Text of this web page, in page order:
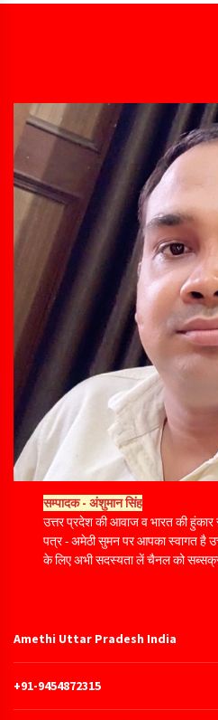
सम्‍पादक - अंशुमान सिंह
उत्तर प्रदेश की आवाज व भारत की हुंकार
पत्र - अमेठी सुमन पर आपका स्वागत है
के लिए अभी सदस्यता लें चैनल को
Amethi Uttar Pradesh India
+91-9454872315